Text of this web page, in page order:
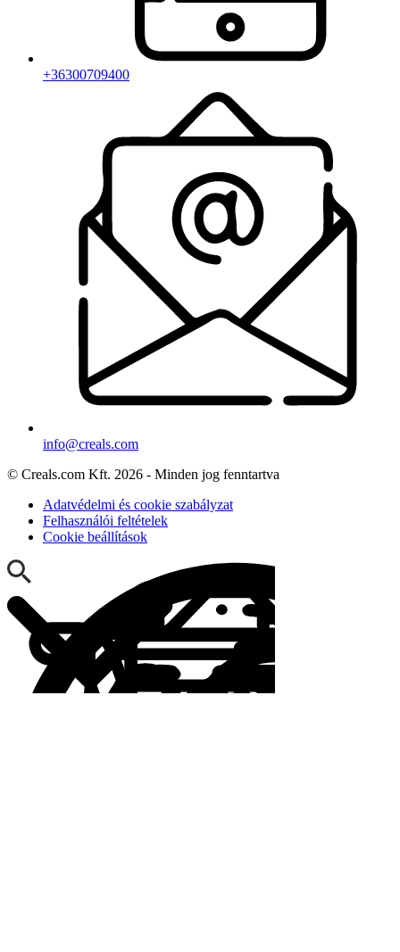
+36300709400
info@creals.com
© Creals.com Kft. 2026 - Minden jog fenntartva
Adatvédelmi és cookie szabályzat
Felhasználói feltételek
Cookie beállítások